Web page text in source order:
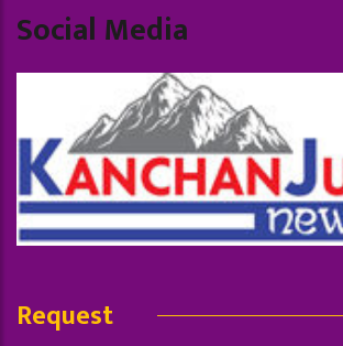
Social Media
Request